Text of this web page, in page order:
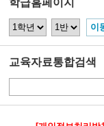
교육자료통합검색